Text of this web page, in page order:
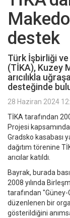
destek
Türk İşbirliği ve
(TİKA), Kuzey
arıcılıkla
desteğinde
28 Haziran 2024
TİKA tarafından
Projesi
Gradsko kasabası
dağıtım törenine
arıcılar katıldı.
Bayrak, burada
2008 yılında
tarafından
düzenlenen bir
gösterildiğini